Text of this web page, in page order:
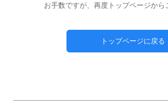
お手数ですが、再度トップページから
トップページに戻る